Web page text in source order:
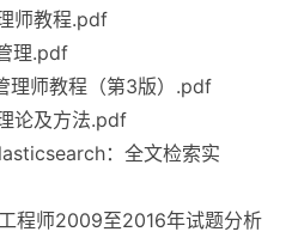
师教程.pdf
理.pdf
理师教程（第3版）.pdf
论及方法.pdf
：全文检索实
程师2009至2016年试题分析